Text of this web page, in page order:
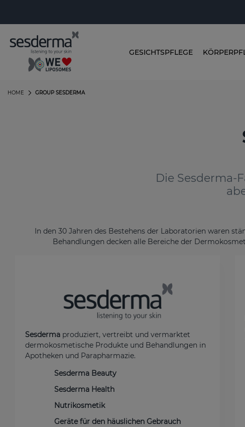
GESICHTSPFLEGE
GROUP SESDERMA
HOME
Die Sesderma-
In den 30 Jahren des Bestehens der Laboratorien waren
Behandlungen decken alle Bereiche der
Sesderma produziert, vertreibt und vermarktet
dermokosmetische Produkte und Behandlungen in
Apotheken und Parapharmazie.
Sesderma Beauty
Sesderma Health
Nutrikosmetik
Geräte für den häuslichen Gebrauch